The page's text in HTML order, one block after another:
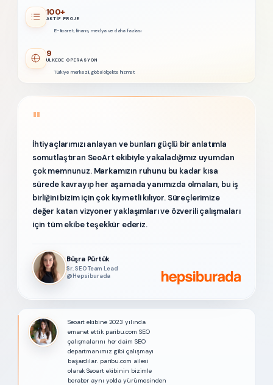
100+
AKTIF PROJE
E-ticaret, finans, medya ve daha fazlası
9
ÜLKEDE OPERASYON
Türkiye merkezli, global ölçekte hizmet
"
İhtiyaçlarımızı anlayan ve bunları güçlü bir anlatımla
somutlaştıran SeoArt ekibiyle yakaladığımız uyumdan
çok memnunuz. Markamızın ruhunu bu kadar kısa
sürede kavrayıp her aşamada yanımızda olmaları, bu iş
birliğini bizim için çok kıymetli kılıyor. Süreçlerimize
değer katan vizyoner yaklaşımları ve özverili çalışmaları
için tüm ekibe teşekkür ederiz.
Büşra Pürtük
Sr. SEO Team Lead
@Hepsiburada
Seoart ekibine 2023 yılında
emanet ettik paribu.com SEO
çalışmalarını her daim SEO
departmanımız gibi çalışmayı
başardılar. paribu.com ailesi
olarak Seoart ekibinin bizimle
beraber aynı yolda yürümesinden